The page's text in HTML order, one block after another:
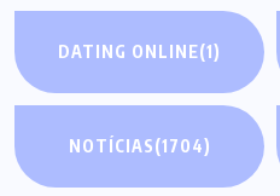
DATING ONLINE(1)
NOTÍCIAS(1704)